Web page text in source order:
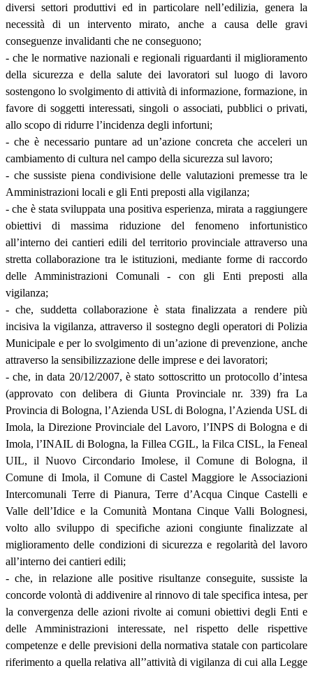
diversi settori produttivi ed in particolare nell’edilizia, genera la
necessità di un intervento mirato, anche a causa delle gravi
conseguenze invalidanti che ne conseguono;
- che le normative nazionali e regionali riguardanti il miglioramento
della sicurezza e della salute dei lavoratori sul luogo di lavoro
sostengono lo svolgimento di attività di informazione, formazione, in
favore di soggetti interessati, singoli o associati, pubblici o privati,
allo scopo di ridurre l’incidenza degli infortuni;
- che è necessario puntare ad un’azione concreta che acceleri un
cambiamento di cultura nel campo della sicurezza sul lavoro;
- che sussiste piena condivisione delle valutazioni premesse tra le
Amministrazioni locali e gli Enti preposti alla vigilanza;
- che è stata sviluppata una positiva esperienza, mirata a raggiungere
obiettivi di massima riduzione del fenomeno infortunistico
all’interno dei cantieri edili del territorio provinciale attraverso una
stretta collaborazione tra le istituzioni, mediante forme di raccordo
delle Amministrazioni Comunali - con gli Enti preposti alla
vigilanza;
- che, suddetta collaborazione è stata finalizzata a rendere più
incisiva la vigilanza, attraverso il sostegno degli operatori di Polizia
Municipale e per lo svolgimento di un’azione di prevenzione, anche
attraverso la sensibilizzazione delle imprese e dei lavoratori;
- che, in data 20/12/2007, è stato sottoscritto un protocollo d’intesa
(approvato con delibera di Giunta Provinciale nr. 339) fra La
Provincia di Bologna, l’Azienda USL di Bologna, l’Azienda USL di
Imola, la Direzione Provinciale del Lavoro, l’INPS di Bologna e di
Imola, l’INAIL di Bologna, la Fillea CGIL, la Filca CISL, la Feneal
UIL, il Nuovo Circondario Imolese, il Comune di Bologna, il
Comune di Imola, il Comune di Castel Maggiore le Associazioni
Intercomunali Terre di Pianura, Terre d’Acqua Cinque Castelli e
Valle dell’Idice e la Comunità Montana Cinque Valli Bolognesi,
volto allo sviluppo di specifiche azioni congiunte finalizzate al
miglioramento delle condizioni di sicurezza e regolarità del lavoro
all’interno dei cantieri edili;
- che, in relazione alle positive risultanze conseguite, sussiste la
concorde volontà di addivenire al rinnovo di tale specifica intesa, per
la convergenza delle azioni rivolte ai comuni obiettivi degli Enti e
delle Amministrazioni interessate, nel rispetto delle rispettive
competenze e delle previsioni della normativa statale con particolare
riferimento a quella relativa all’’attività di vigilanza di cui alla Legge